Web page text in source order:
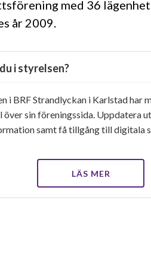
med 36
år 2009
i styrelsen?
i BRF Strandlyckan i Karlstad har
sin föreningssida. Uppdatera
samt få tillgång till digitala
LÄS MER